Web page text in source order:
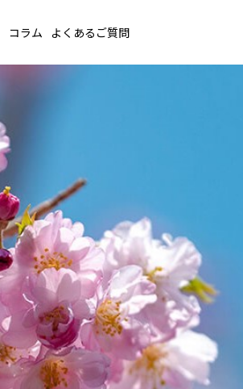
コラム よくあるご質問